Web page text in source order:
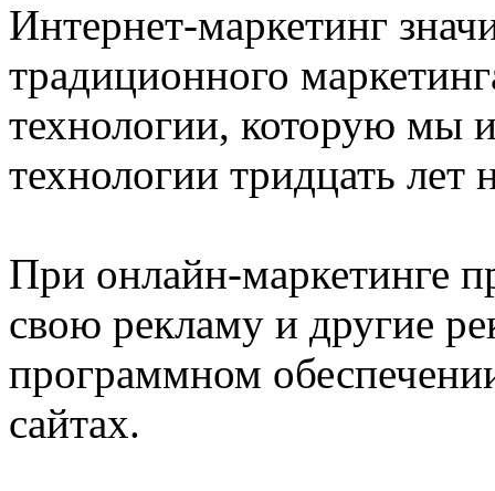
Интернет-маркетинг
традиционного
технологии, которую мы
технологии тридцать лет
При онлайн-маркетинге
свою рекламу и другие
программном
сайтах.